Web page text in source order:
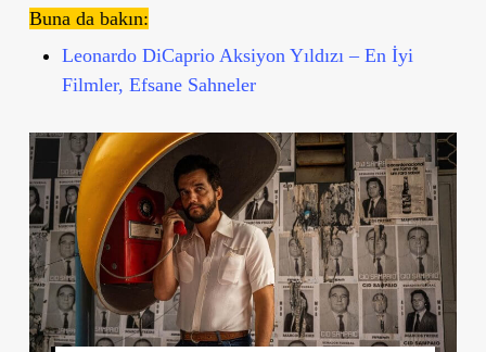
Buna da bakın:
Leonardo DiCaprio Aksiyon Yıldızı – En İyi
Filmler, Efsane Sahneler